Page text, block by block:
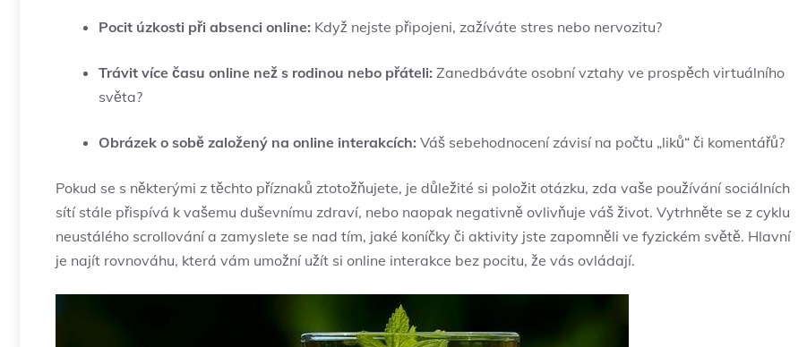
Pocit úzkosti při absenci online: Když ‍nejste připojeni, zažíváte stres nebo‌ nervozitu?
Trávit více času online než s rodinou‍ nebo přáteli: Zanedbáváte osobní vztahy ve prospěch virtuálního
světa?
Obrázek o sobě založený​ na online interakcích: Váš sebehodnocení⁤ závisí na ⁢počtu „liků“ či ​komentářů?
Pokud se s některými z ​těchto‍ příznaků ztotožňujete, je důležité si⁤ položit otázku, zda⁢ vaše používání sociálních
‌sítí⁤ stále přispívá k vašemu duševnímu‌ zdraví, nebo naopak negativně ovlivňuje​ váš život.⁣ Vytrhněte se z cyklu
neustálého scrollování a zamyslete se ‌nad ⁤tím, jaké koníčky ⁢či aktivity ​jste zapomněli ve ‌fyzickém světě. Hlavní
je najít‍ rovnováhu,⁤ která⁣ vám umožní užít ⁤si ⁢online interakce​ bez pocitu, ‍že ​vás ovládají.